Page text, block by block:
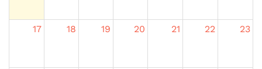
17 18 19 20 21 22 23